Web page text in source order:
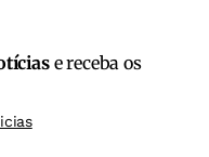
e receba os